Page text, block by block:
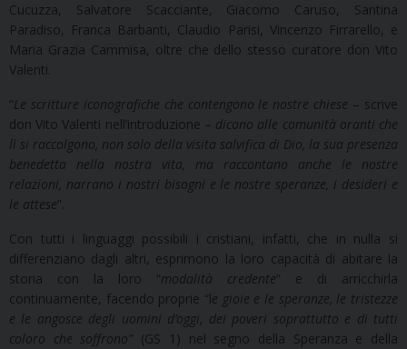
Cucuzza, Salvatore Scacciante, Giacomo Caruso, Santina
Paradiso, Franca Barbanti, Claudio Parisi, Vincenzo Firrarello, e
Maria Grazia Cammisa, oltre che dello stesso curatore don Vito
Valenti.
“Le scritture iconografiche che contengono le nostre chiese – scrive
don Vito Valenti nell’introduzione – dicono alle comunità oranti che
lì si raccolgono, non solo della visita salvifica di Dio, la sua presenza
benedetta nella nostra vita, ma raccontano anche le nostre
relazioni, narrano i nostri bisogni e le nostre speranze, i desideri e
le attese”.
Con tutti i linguaggi possibili i cristiani, infatti, che in nulla si
differenziano dagli altri, esprimono la loro capacità di abitare la
storia con la loro “modalità credente” e di arricchirla
continuamente, facendo proprie “le gioie e le speranze, le tristezze
e le angosce degli uomini d’oggi, dei poveri soprattutto e di tutti
coloro che soffrono” (GS 1) nel segno della Speranza e della